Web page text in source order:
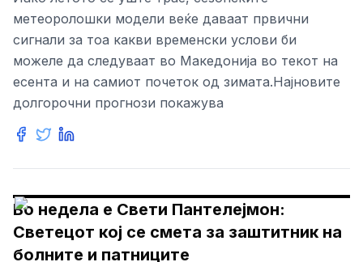
метеоролошки модели веќе даваат првични
сигнали за тоа какви временски услови би
можеле да следуваат во Македонија во текот на
есента и на самиот почеток од зимата.Најновите
долгорочни прогнози покажува
Во недела е Свети Пантелејмон:
Светецот кој се смета за заштитник на
болните и патниците